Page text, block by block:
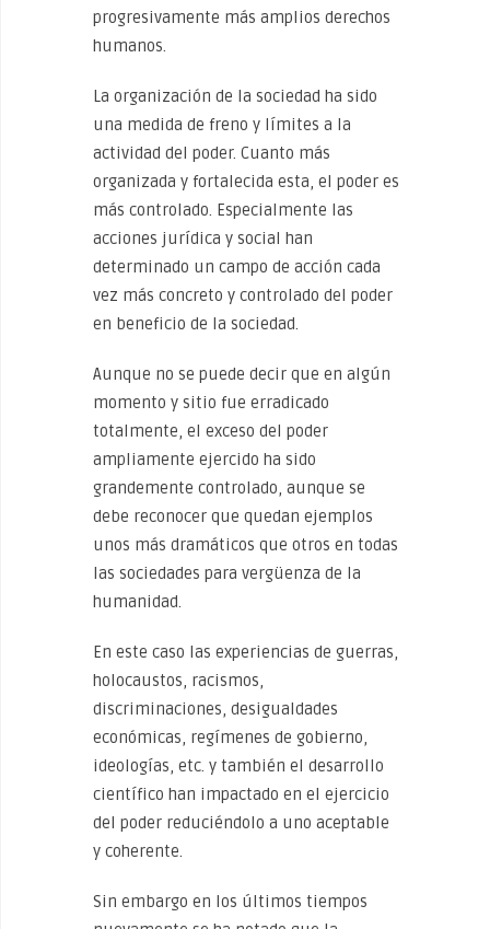
progresivamente más amplios derechos
humanos.
La organización de la sociedad ha sido
una medida de freno y límites a la
actividad del poder. Cuanto más
organizada y fortalecida esta, el poder es
más controlado. Especialmente las
acciones jurídica y social han
determinado un campo de acción cada
vez más concreto y controlado del poder
en beneficio de la sociedad.
Aunque no se puede decir que en algún
momento y sitio fue erradicado
totalmente, el exceso del poder
ampliamente ejercido ha sido
grandemente controlado, aunque se
debe reconocer que quedan ejemplos
unos más dramáticos que otros en todas
las sociedades para vergüenza de la
humanidad.
En este caso las experiencias de guerras,
holocaustos, racismos,
discriminaciones, desigualdades
económicas, regímenes de gobierno,
ideologías, etc. y también el desarrollo
científico han impactado en el ejercicio
del poder reduciéndolo a uno aceptable
y coherente.
Sin embargo en los últimos tiempos